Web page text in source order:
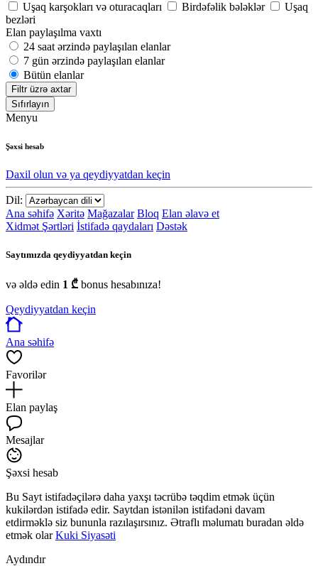
Uşaq karşokları və oturacaqları
Birdəfəlik bələklər
Uşaq
bezləri
Elan paylaşılma vaxtı
24 saat ərzində paylaşılan elanlar
7 gün ərzində paylaşılan elanlar
Bütün elanlar
Filtr üzrə axtar
Sıfırlayın
Menyu
Şəxsi hesab
Daxil olun və ya qeydiyyatdan keçin
Dil:
Ana səhifə Xəritə Mağazalar Bloq Elan əlavə et
Xidmət Şərtləri İstifadə qaydaları Dəstək
Saytımızda qeydiyyatdan keçin
və əldə edin 1 ₾ bonus hesabınıza!
Qeydiyyatdan keçin
Ana səhifə
Favorilər
Elan paylaş
Mesajlar
Şəxsi hesab
Bu Sayt istifadəçilərə daha yaxşı təcrübə təqdim etmək üçün
kukilərdən istifadə edir. Saytdan istənilən istifadəni davam
etdirməklə siz bununla razılaşırsınız. Ətraflı məlumatı buradan əldə
etmək olarKuki Siyasəti
Aydındır